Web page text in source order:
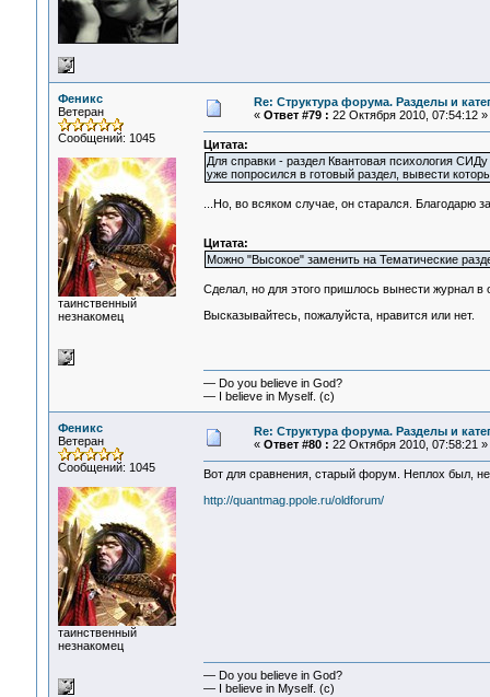
Феникс
Ветеран
Сообщений: 1045
таинственный
незнакомец
Re: Структура форума. Разделы и
« Ответ #79 : 22 Октября 2010, 07:54:12 »
Цитата:
Для справки - раздел Квантовая психология
уже попросился в готовый раздел, вывести
...Но, во всяком случае, он старался. Благодарю
Цитата:
Можно "Высокое" заменить на Тематические
Сделал, но для этого пришлось вынести журнал в
Высказывайтесь, пожалуйста, нравится или нет.
— Do you believe in God?
— I believe in Myself. (c)
Феникс
Ветеран
Сообщений: 1045
таинственный
незнакомец
Re: Структура форума. Разделы и
« Ответ #80 : 22 Октября 2010, 07:58:21 »
Вот для сравнения, старый форум. Неплох был,
http://quantmag.ppole.ru/oldforum/
— Do you believe in God?
— I believe in Myself. (c)